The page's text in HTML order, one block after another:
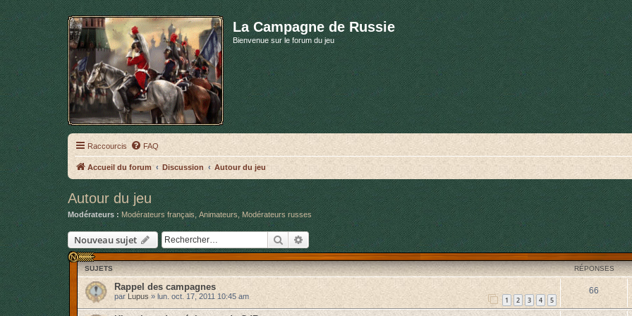
La Campagne de Russie
Bienvenue sur le forum du jeu
Raccourcis FAQ
Accueil du forum Discussion Autour du jeu
Autour du jeu
Modérateurs : Modérateurs français, Animateurs,Modérateurs russes
Nouveau sujet RechercherRecherche avancée
SUJETS RÉPONSES
Rappel des campagnes
par Lupus » lun. oct. 17, 2011 10:45 am 1 2 3 4 5
66